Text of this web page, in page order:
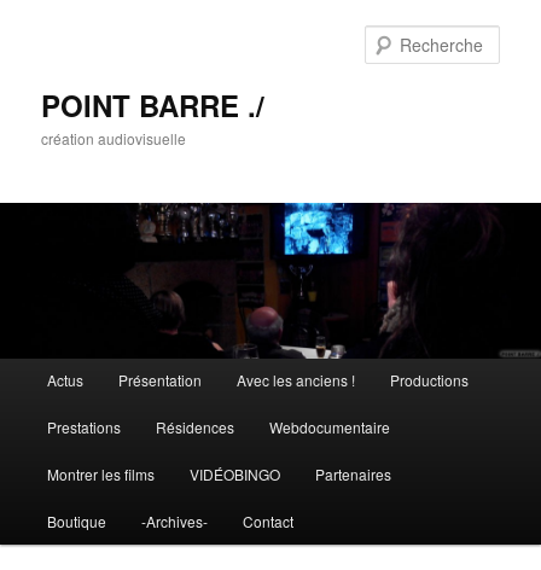
POINT BARRE ./
création audiovisuelle
Aller au contenu principal
Aller au contenu secondaire
Actus Présentation Avec les anciens ! Productions
Prestations Résidences Webdocumentaire
Montrer les films VIDÉOBINGO Partenaires
Boutique -Archives- Contact